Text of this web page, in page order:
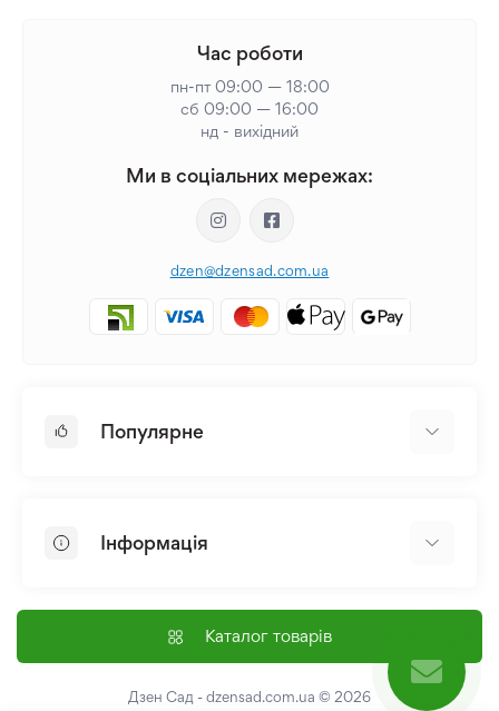
Час роботи
пн-пт 09:00 — 18:00
сб 09:00 — 16:00
нд - вихідний
Ми в соціальних мережах:
dzen@dzensad.com.ua
Популярне
Лілія
Насіння
Інформація
Доставка і оплата
Контакти
Каталог товарів
Дзен Сад - dzensad.com.ua © 2026